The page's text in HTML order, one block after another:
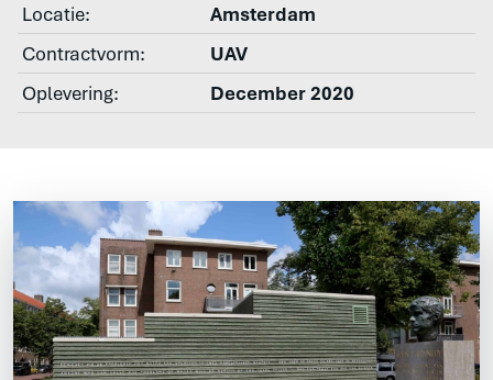
Locatie:
Amsterdam
Contractvorm:
UAV
Oplevering:
December 2020